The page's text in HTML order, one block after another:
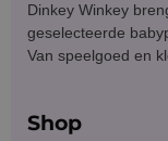
Dinkey Winkey
geselecteerde
Van speelgoed en
Shop